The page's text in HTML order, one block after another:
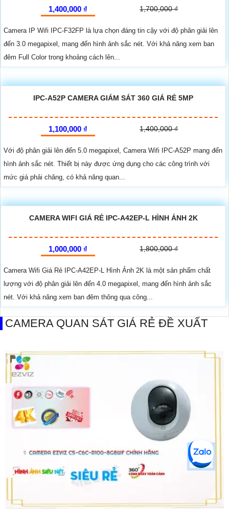
1,400,000 ₫ 1,700,000 ₫
Camera IP Wifi IPC-F32FP là lựa chọn đáng tin cậy với độ phân giải lên
đến 3.0 megapixel, mang đến hình ảnh sắc nét. Với khả năng xem ban
đêm Full Color trong khoảng cách lên...
IPC-A52P CAMERA GIÁM SÁT 360 GIÁ RẺ 5MP
1,100,000 ₫ 1,400,000 ₫
Với độ phân giải lên đến 5.0 megapixel, Camera Wifi IPC-A52P mang đến
hình ảnh sắc nét. Thiết bị này được ứng dụng cho các công trình với
mức giá phải chăng, có khả năng quan...
CAMERA WIFI GIÁ RẺ IPC-A42EP-L HÌNH ẢNH 2K
1,000,000 ₫ 1,800,000 ₫
Camera Wifi Giá Rẻ IPC-A42EP-L Hình Ảnh 2K là một sản phẩm chất
lượng với độ phân giải lên đến 4.0 megapixel, mang đến hình ảnh sắc
nét. Với khả năng xem ban đêm thông qua công...
CAMERA QUAN SÁT GIÁ RẺ ĐỀ XUẤT